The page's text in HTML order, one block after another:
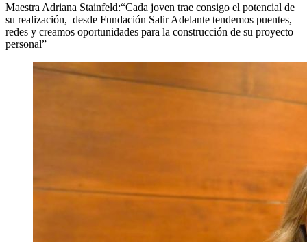
Maestra Adriana Stainfeld:“Cada joven trae consigo el potencial de
su realización, desde Fundación Salir Adelante tendemos puentes,
redes y creamos oportunidades para la construcción de su proyecto
personal”